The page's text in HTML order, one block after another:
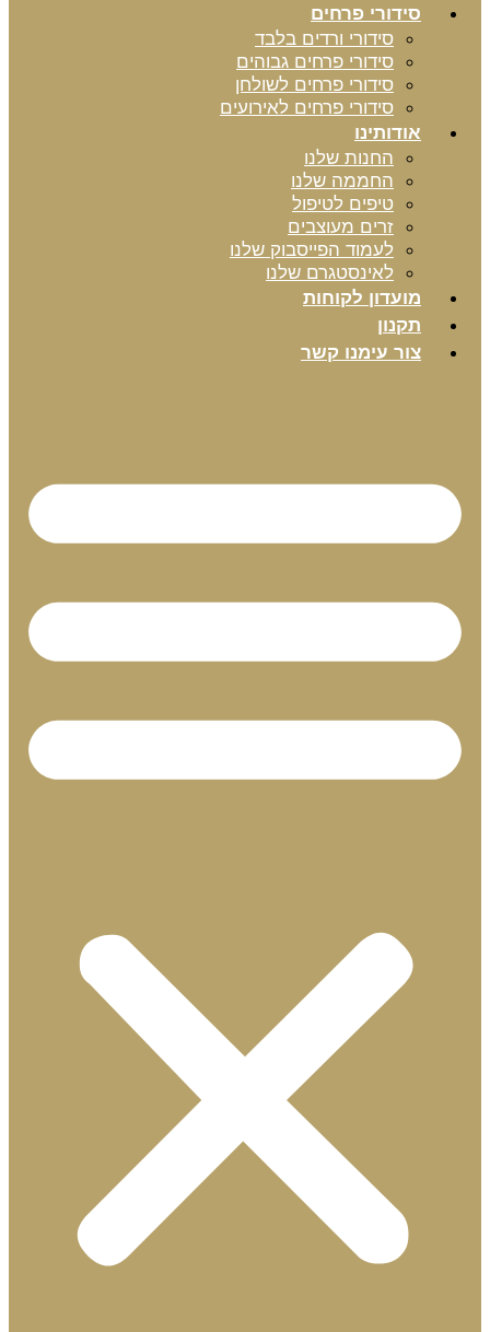
סידורי פרחים
סידורי ורדים בלבד
סידורי פרחים גבוהים
סידורי פרחים לשולחן
סידורי פרחים לאירועים
אודותינו
החנות שלנו
החממה שלנו
טיפים לטיפול
זרים מעוצבים
לעמוד הפייסבוק שלנו
לאינסטגרם שלנו
מועדון לקוחות
תקנון
צור עימנו קשר